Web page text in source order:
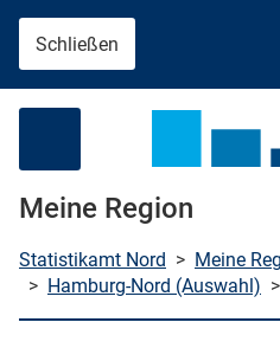
Schließen
Meine Region
Statistikamt Nord > Meine
> Hamburg-Nord (Auswahl) >